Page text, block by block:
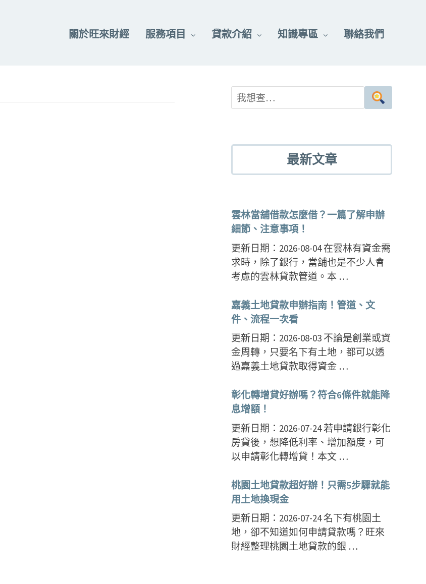
關於旺來財經 服務項目 貸款介紹 知識專區 聯絡我們
最新文章
雲林當舖借款怎麼借？一篇了解申辦
細節、注意事項！
更新日期：2026-08-04 在雲林有資金需
求時，除了銀行，當舖也是不少人會
考慮的雲林貸款管道。本 …
嘉義土地貸款申辦指南！管道、文
件、流程一次看
更新日期：2026-08-03 不論是創業或資
金周轉，只要名下有土地，都可以透
過嘉義土地貸款取得資金 …
彰化轉增貸好辦嗎？符合6條件就能降
息增額！
更新日期：2026-07-24 若申請銀行彰化
房貸後，想降低利率、增加額度，可
以申請彰化轉增貸！本文 …
桃園土地貸款超好辦！只需5步驟就能
用土地換現金
更新日期：2026-07-24 名下有桃園土
地，卻不知道如何申請貸款嗎？旺來
財經整理桃園土地貸款的銀 …